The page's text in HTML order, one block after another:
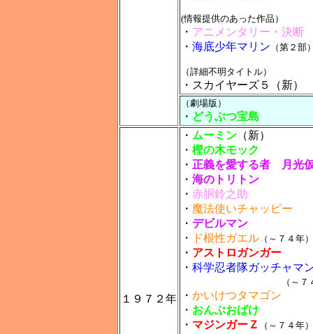
(情報提供のあった作品）
・ アニメンタリー ・決断
・ 海底少年マリン （第２部
（詳細不明タイトル）
・スカイヤーズ５（新）
（劇場版）
・ どうぶつ宝島
１９７２年
・ ムーミン （新）
・ 樫の木モック
・ 正義を愛する者 月光
・ 海のトリトン
・ 赤胴鈴之助
・ 魔法使いチャッピー
・ デビルマン
・
ド根性ガエル （～７４年）
・ アストロガンガー
・ 科学忍者隊ガッチャマ
（～
・ かいけつタマゴン
・ おんぶおばけ
・ マジンガーＺ （～７４年）